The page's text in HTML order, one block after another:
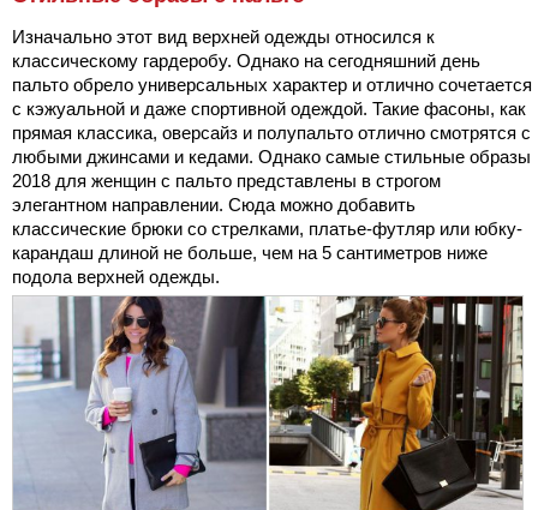
Изначально этот вид верхней одежды относился к
классическому гардеробу. Однако на сегодняшний день
пальто обрело универсальных характер и отлично сочетается
с кэжуальной и даже спортивной одеждой. Такие фасоны, как
прямая классика, оверсайз и полупальто отлично смотрятся с
любыми джинсами и кедами. Однако самые стильные образы
2018 для женщин с пальто представлены в строгом
элегантном направлении. Сюда можно добавить
классические брюки со стрелками, платье-футляр или юбку-
карандаш длиной не больше, чем на 5 сантиметров ниже
подола верхней одежды.